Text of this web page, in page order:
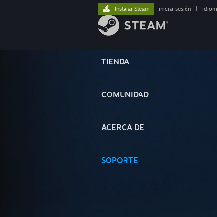
TIENDA
COMUNIDAD
ACERCA DE
SOPORTE
Instalar Steam iniciar sesión